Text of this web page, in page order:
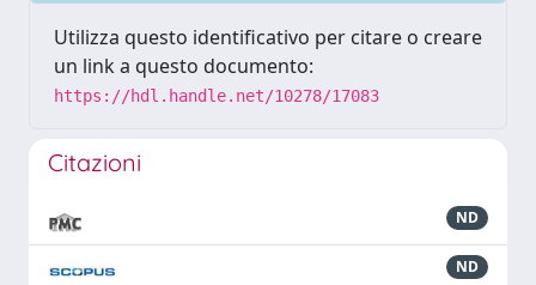
Utilizza questo identificativo per citare o creare
un link a questo documento:
https://hdl.handle.net/10278/17083
Citazioni
ND
ND